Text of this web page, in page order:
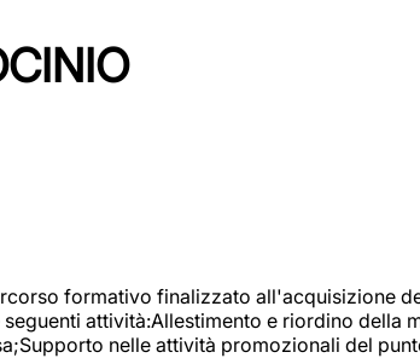
formativo finalizzato all'acquisizione
attività:Allestimento e riordino
nelle attività promozionali del